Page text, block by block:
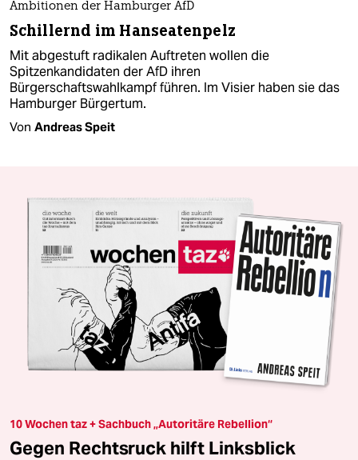
Ambitionen der Hamburger AfD
Schillernd im Hanseatenpelz
Mit abgestuft radikalen Auftreten wollen die
Spitzenkandidaten der AfD ihren
Bürgerschaftswahlkampf führen. Im Visier haben sie das
Hamburger Bürgertum.
Von Andreas Speit
10 Wochen taz + Sachbuch „Autoritäre Rebellion“
Gegen Rechtsruck hilft Linksblick